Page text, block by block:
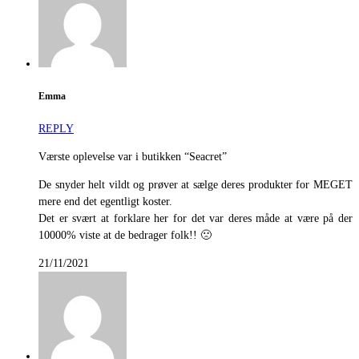
Emma
REPLY
Værste oplevelse var i butikken “Seacret”
De snyder helt vildt og prøver at sælge deres produkter for MEGET
mere end det egentligt koster.
Det er svært at forklare her for det var deres måde at være på der
10000% viste at de bedrager folk!! 🙁
21/11/2021